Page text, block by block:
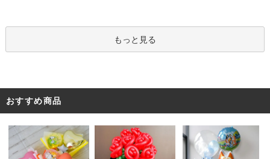
ツ52枚 推し活
もっと見る
おすすめ商品